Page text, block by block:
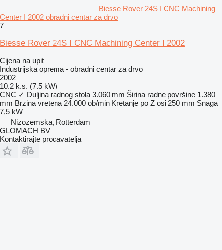
Biesse Rover 24S I CNC Machining
Center I 2002 obradni centar za drvo
7
Biesse Rover 24S I CNC Machining Center I 2002
Cijena na upit
Industrijska oprema - obradni centar za drvo
2002
10.2 k.s. (7.5 kW)
CNC ✓ Duljina radnog stola 3.060 mm Širina radne površine 1.380
mm Brzina vretena 24.000 ob/min Kretanje po Z osi 250 mm Snaga
7,5 kW
Nizozemska, Rotterdam
GLOMACH BV
Kontaktirajte prodavatelja